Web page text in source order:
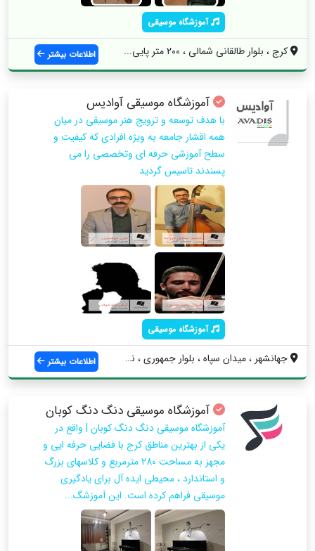
آموزشگاه موسیقی
کرج ، بلوار طالقانی شمالی ، 200 متر پایی... اطلاعات بیشتر
آموزشگاه موسیقی آوادیس
با هدف توسعه و ترویج هنر موسیقی در میان
همه اقشار جامعه به ویژه افرادی که کیفیت و
سطح آموزشی حرفه ای وتخصصی را می
پسندند تاسیس گردید
آموزشگاه موسیقی
جهانشهر ، میدان سپاه ، بلوار جمهوری ، نب... اطلاعات بیشتر
آموزشگاه موسیقی دنگ دنگ کوبان
آموزشگاه موسیقی دنگ دنگ کوبان | واقع در
یکی از بهترین مناطق کرج با فضایی حرفه ایی و
مجهز به مساحت 280 مترمربع و کلاسهای بزرگ
و استاندارد ، محیطی ایده آل برای یادگیری
موسیقی فراهم کرده است. این آموزشگ...